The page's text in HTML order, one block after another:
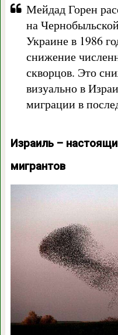
Мейдад Горен
на
Украине в 1986
снижение
скворцов. Это
визуально в
миграции в
Израиль –
мигрантов